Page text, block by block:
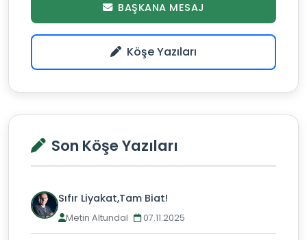
BAŞKANA MESAJ
Köşe Yazıları
Son Köşe Yazıları
Sıfır Liyakat,Tam Biat!
Metin Altundal 07.11.2025